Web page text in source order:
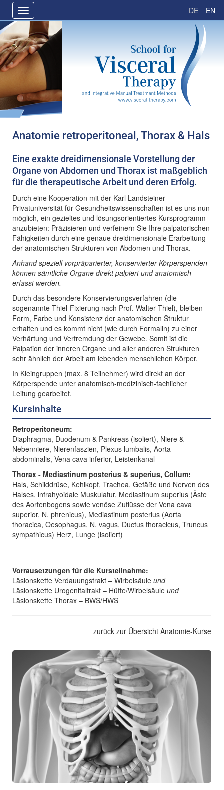
Skip
main
content
Hauptnavigation
EN
Toggle
navigation
Anatomie retroperitoneal, Thorax & Hals
Eine exakte dreidimensionale Vorstellung der
Organe von Abdomen und Thorax ist maßgeblich
für die therapeutische Arbeit und deren Erfolg.
Durch eine Kooperation mit der Karl Landsteiner
Privatuniversität für Gesundheitswissenschaften ist es uns nun
möglich, ein gezieltes und lösungsorientiertes Kursprogramm
anzubieten: Präzisieren und verfeinern Sie Ihre palpatorischen
Fähigkeiten durch eine genaue dreidimensionale Erarbeitung
der anatomischen Strukturen von Abdomen und Thorax.
Anhand speziell vorpräparierter, konservierter Körperspenden
können sämtliche Organe direkt palpiert und anatomisch
erfasst werden.
Durch das besondere Konservierungsverfahren (die
sogenannte Thiel-Fixierung nach Prof. Walter Thiel), bleiben
Form, Farbe und Konsistenz der anatomischen Struktur
erhalten und es kommt nicht (wie durch Formalin) zu einer
Verhärtung und Verfremdung der Gewebe. Somit ist die
Palpation der inneren Organe und aller anderen Strukturen
sehr ähnlich der Arbeit am lebenden menschlichen Körper.
In Kleingruppen (max. 8 Teilnehmer) wird direkt an der
Körperspende unter anatomisch-medizinisch-fachlicher
Leitung gearbeitet.
Kursinhalte
Retroperitoneum:
Diaphragma, Duodenum & Pankreas (isoliert), Niere &
Nebenniere, Nierenfaszien, Plexus lumbalis, Aorta
abdominalis, Vena cava inferior, Leistenkanal
Thorax - Mediastinum posterius & superius, Collum:
Hals, Schilddrüse, Kehlkopf, Trachea, Gefäße und Nerven des
Halses, infrahyoidale Muskulatur, Mediastinum superius (Äste
des Aortenbogens sowie venöse Zuflüsse der Vena cava
superior, N. phrenicus), Mediastinum posterius (Aorta
thoracica, Oesophagus, N. vagus, Ductus thoracicus, Truncus
sympathicus) Herz, Lunge (isoliert)
Vorrausetzungen für die Kursteilnahme:
Läsionskette Verdauungstrakt – Wirbelsäule und
Läsionskette Urogenitaltrakt – Hüfte/Wirbelsäule und
Läsionskette Thorax – BWS/HWS
zurück zur Übersicht Anatomie-Kurse